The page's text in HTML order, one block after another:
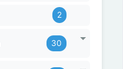
2
30